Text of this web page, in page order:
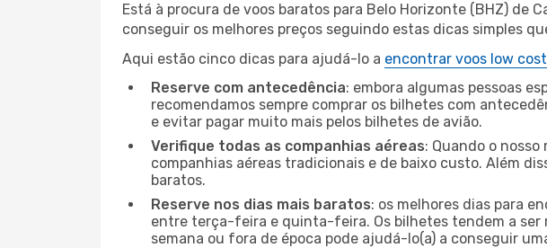
Está à procura de voos baratos para Belo Horizonte (BHZ) de
conseguir os melhores preços seguindo estas dicas simples
Aqui estão cinco dicas para ajudá-lo a encontrar voos low cost
Reserve com antecedência: embora algumas pessoas
recomendamos sempre comprar os bilhetes com
e evitar pagar muito mais pelos bilhetes de avião.
Verifique todas as companhias aéreas: Quando o
companhias aéreas tradicionais e de baixo custo. Além
baratos.
Reserve nos dias mais baratos: os melhores dias para
entre terça-feira e quinta-feira. Os bilhetes tendem a ser
semana ou fora de época pode ajudá-lo(a) a conseguir